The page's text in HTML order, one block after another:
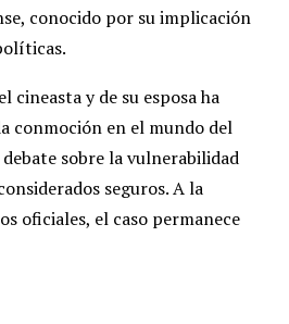
conocido por su implicación
cineasta y de su esposa ha
conmoción en el mundo del
sobre la vulnerabilidad
seguros. A la
oficiales, el caso permanece